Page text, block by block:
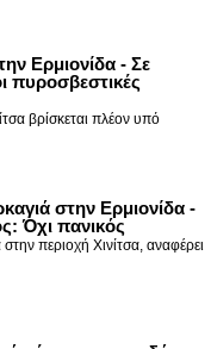
Ερμιονίδα - Σε
πυροσβεστικές
βρίσκεται πλέον υπό
στην Ερμιονίδα -
Όχι πανικός
στην περιοχή Χινίτσα, αναφέρει